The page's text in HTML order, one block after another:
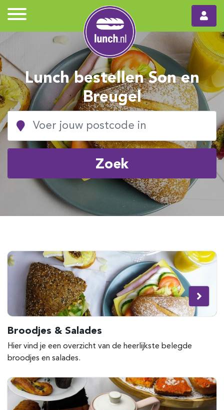
Lunch bestellen Son en
Breugel
Zoek
Broodjes & Salades
Hier vind je een overzicht van de heerlijkste belegde
broodjes en salades.